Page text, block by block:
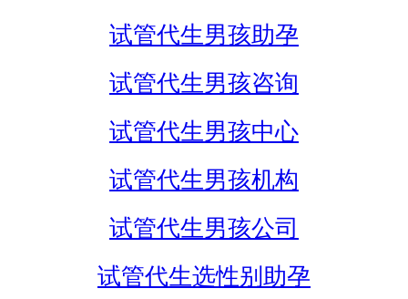
试管代生男孩助孕
试管代生男孩咨询
试管代生男孩中心
试管代生男孩机构
试管代生男孩公司
试管代生选性别助孕